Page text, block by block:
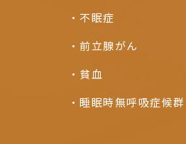
不眠症
前立腺がん
貧血
睡眠時無呼吸症候群